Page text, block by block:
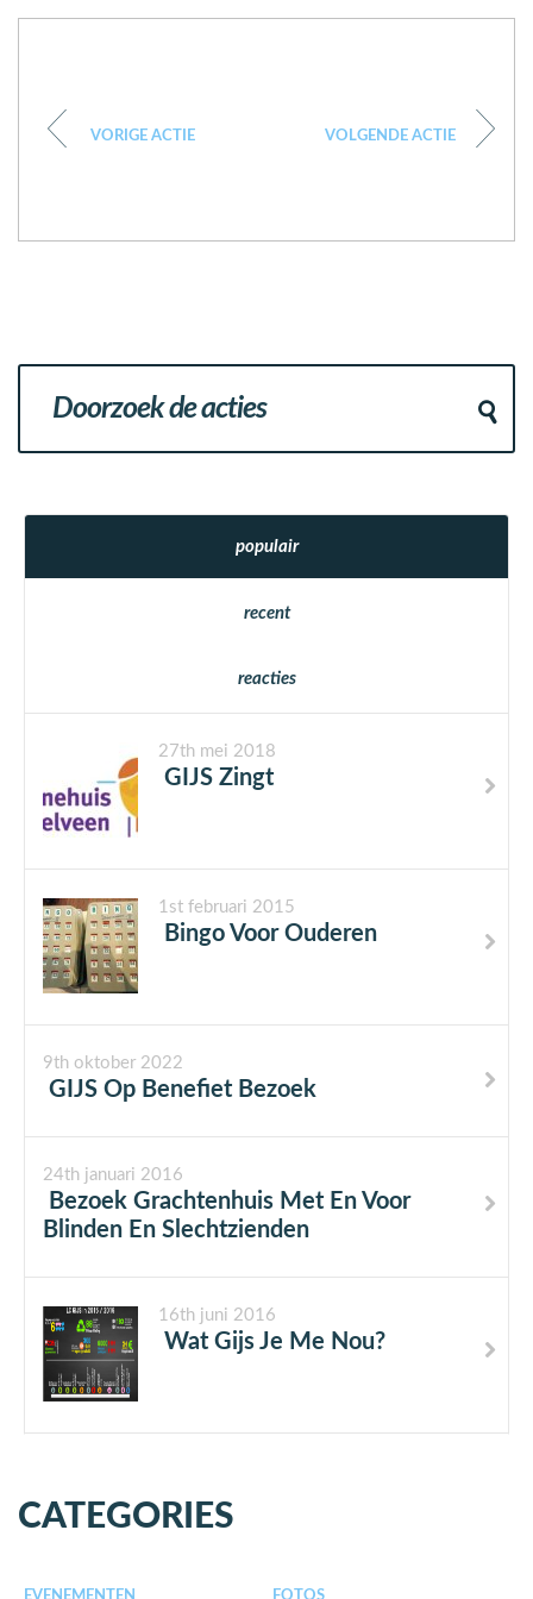
VORIGE ACTIE VOLGENDE ACTIE
populair
recent
reacties
27th mei 2018
GIJS Zingt
1st februari 2015
Bingo Voor Ouderen
9th oktober 2022
GIJS Op Benefiet Bezoek
24th januari 2016
Bezoek Grachtenhuis Met En Voor
Blinden En Slechtzienden
16th juni 2016
Wat Gijs Je Me Nou?
CATEGORIES